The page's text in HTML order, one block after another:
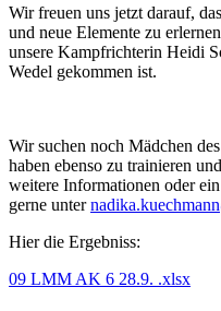
Wir freuen uns jetzt darauf,
und neue Elemente zu
unsere Kampfrichterin Heidi
Wedel gekommen ist.
Wir suchen noch Mädchen
haben ebenso zu trainieren
weitere Informationen oder
gerne unter
Hier die Ergebniss:
09 LMM AK 6 28.9. .xlsx